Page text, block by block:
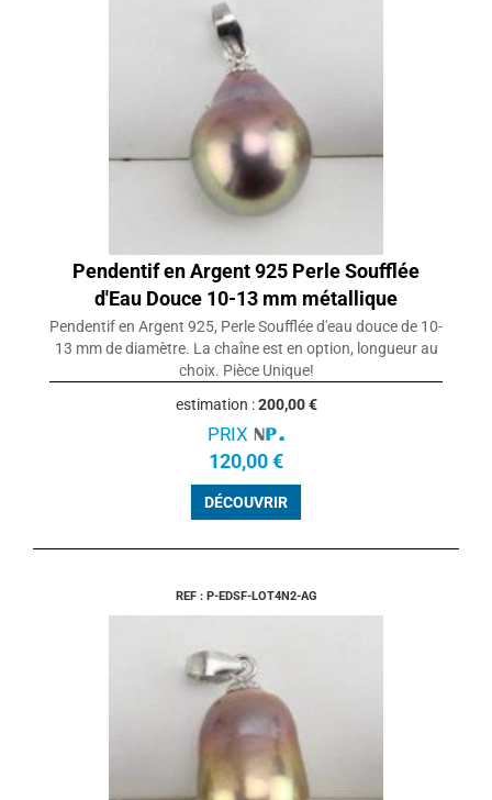
Pendentif en Argent 925 Perle Soufflée
d'Eau Douce 10-13 mm métallique
Pendentif en Argent 925, Perle Soufflée d'eau douce de 10-
13 mm de diamètre. La chaîne est en option, longueur au
choix. Pièce Unique!
estimation :200,00 €
PRIX
120,00 €
DÉCOUVRIR
REF : P-EDSF-LOT4N2-AG